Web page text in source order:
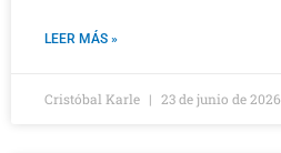
LEER MÁS »
Cristóbal Karle 23 de junio de 2026